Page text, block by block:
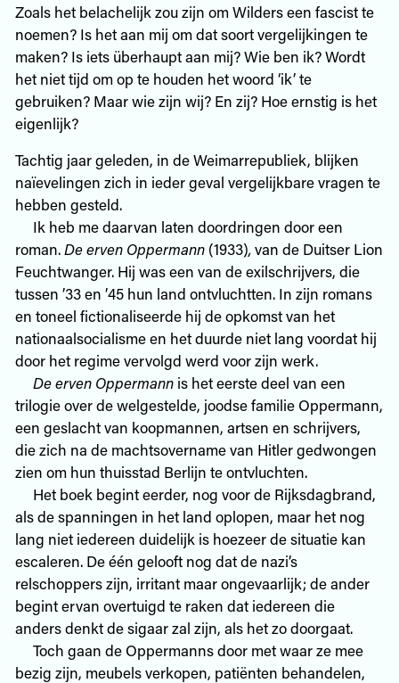
Zoals het belachelijk zou zijn om Wilders een fascist te
noemen? Is het aan mij om dat soort vergelijkingen te
maken? Is iets überhaupt aan mij? Wie ben ik? Wordt
het niet tijd om op te houden het woord ‘ik’ te
gebruiken? Maar wie zijn wij? En zij? Hoe ernstig is het
eigenlijk?
Tachtig jaar geleden, in de Weimarrepubliek, blijken
naïevelingen zich in ieder geval vergelijkbare vragen te
hebben gesteld.
Ik heb me daarvan laten doordringen door een
roman.De erven Oppermann(1933),van de Duitser Lion
Feuchtwanger. Hij was een van de exilschrijvers, die
tussen ’33 en ’45 hun land ontvluchtten. In zijn romans
en toneel fictionaliseerde hij de opkomst van het
nationaalsocialisme en het duurde niet lang voordat hij
door het regime vervolgd werd voor zijn werk.
De erven Oppermannis het eerste deel van een
trilogie over de welgestelde, joodse familie Oppermann,
een geslacht van koopmannen, artsen en schrijvers,
die zich na de machtsovername van Hitler gedwongen
zien om hun thuisstad Berlijn te ontvluchten.
Het boek begint eerder, nog voor de Rijksdagbrand,
als de spanningen in het land oplopen, maar het nog
lang niet iedereen duidelijk is hoezeer de situatie kan
escaleren. De één gelooft nog dat de nazi’s
relschoppers zijn, irritant maar ongevaarlijk; de ander
begint ervan overtuigd te raken dat iedereen die
anders denkt de sigaar zal zijn, als het zo doorgaat.
Toch gaan de Oppermanns door met waar ze mee
bezig zijn, meubels verkopen, patiënten behandelen,